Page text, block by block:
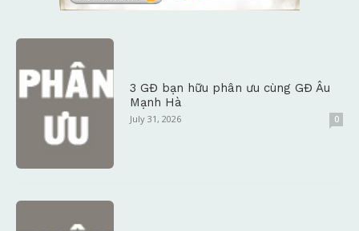
3 GĐ bạn hữu phân ưu cùng GĐ Âu
Mạnh Hà
July 31, 2026 0